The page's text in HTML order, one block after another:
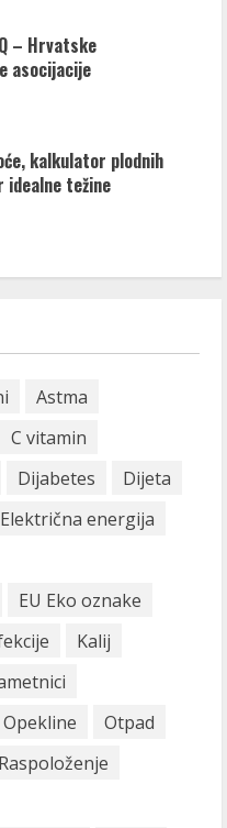
– Hrvatske
asocijacije
kalkulator plodnih
idealne težine
Astma
C vitamin
Dijabetes
Dijeta
Električna energija
EU Eko oznake
Kalij
Opekline
Otpad
Raspoloženje